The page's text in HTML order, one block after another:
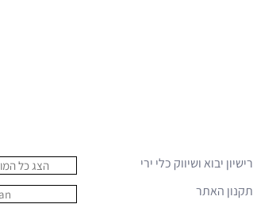
הצג כל
רישיון יבוא ושיווק כלי ירי
תקנון האתר